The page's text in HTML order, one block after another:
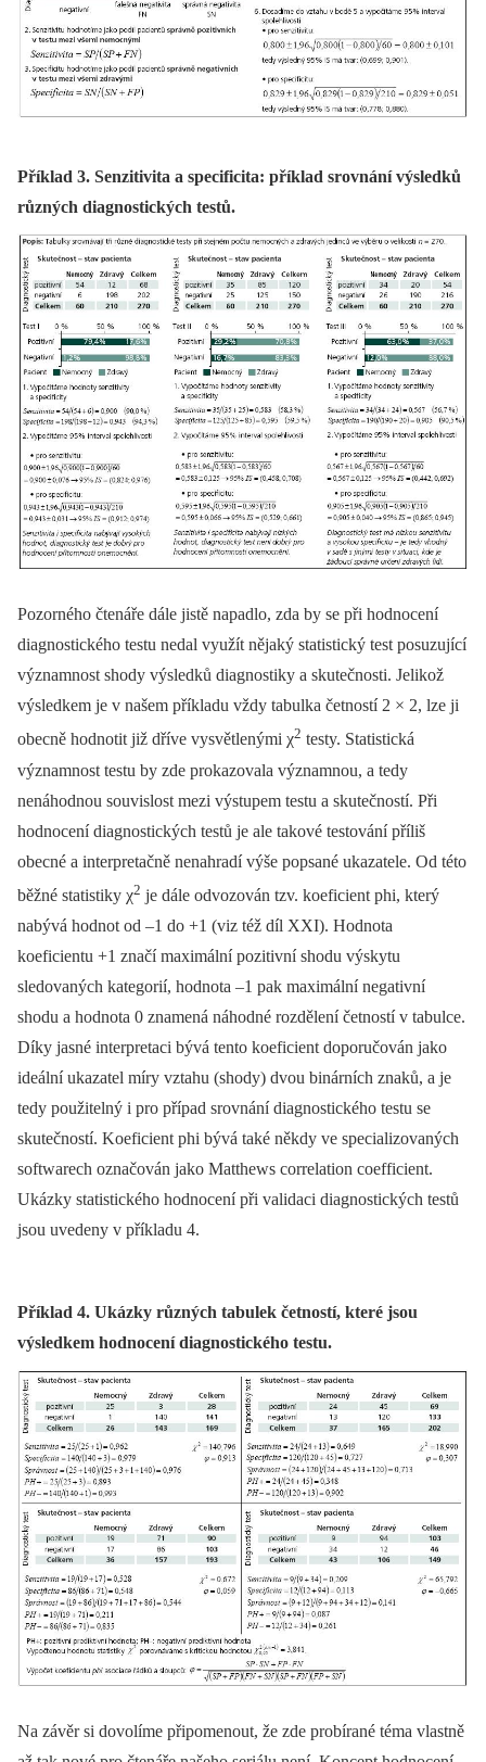
Příklad 3. Senzitivita a specificita: příklad srovnání výsledků
různých diagnostických testů.
Pozorného čtenáře dále jistě napadlo, zda by se při hodnocení
diagnostického testu nedal využít nějaký statistický test posuzující
významnost shody výsledků diagnostiky a skutečnosti. Jelikož
výsledkem je v našem příkladu vždy tabulka četností 2 × 2, lze ji
obecně hodnotit již dříve vysvětlenými χ2 testy. Statistická
významnost testu by zde prokazovala významnou, a tedy
nenáhodnou souvislost mezi výstupem testu a skutečností. Při
hodnocení diagnostických testů je ale takové testování příliš
obecné a interpretačně nenahradí výše popsané ukazatele. Od této
běžné statistiky χ2 je dále odvozován tzv. koeficient phi, který
nabývá hodnot od –1 do +1 (viz též díl XXI). Hodnota
koeficientu +1 značí maximální pozitivní shodu výskytu
sledovaných kategorií, hodnota –1 pak maximální negativní
shodu a hodnota 0 znamená náhodné rozdělení četností v tabulce.
Díky jasné interpretaci bývá tento koe­ficient doporučován jako
ideální ukazatel míry vztahu (shody) dvou binárních znaků, a je
tedy použitelný i pro případ srovnání dia­gnostického testu se
skutečností. Koefi­cient phi bývá také někdy ve specializovaných
softwarech označován jako Matthews correlation coefficient.
Ukázky statistického hodnocení při validaci diagnostických testů
jsou uvedeny v příkladu 4.
Příklad 4. Ukázky různých tabulek četností, které jsou
výsledkem hodnocení diagnostického testu.
Na závěr si dovolíme připomenout, že zde probírané téma vlastně